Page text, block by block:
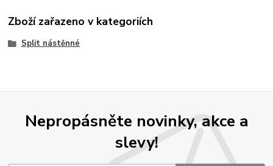
Zboží zařazeno v kategoriích
Split nástěnné
Nepropásněte novinky, akce a
slevy!